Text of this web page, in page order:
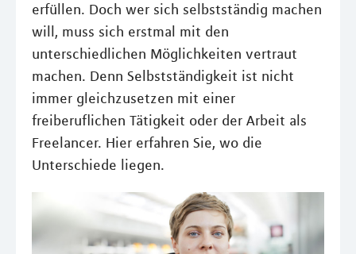
erfüllen. Doch wer sich selbstständig machen
will, muss sich erstmal mit den
unterschiedlichen Möglichkeiten vertraut
machen. Denn Selbstständigkeit ist nicht
immer gleichzusetzen mit einer
freiberuflichen Tätigkeit oder der Arbeit als
Freelancer. Hier erfahren Sie, wo die
Unterschiede liegen.